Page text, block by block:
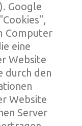
Google
Computer
eine
Website
durch den
Website
Server